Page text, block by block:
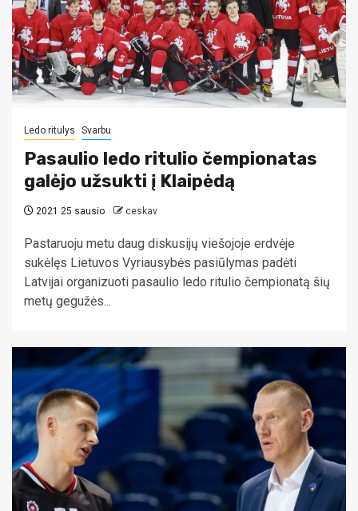
Ledo ritulys Svarbu
Pasaulio ledo ritulio čempionatas
galėjo užsukti į Klaipėdą
2021 25 sausio ceskav
Pastaruoju metu daug diskusijų viešojoje erdvėje
sukėlęs Lietuvos Vyriausybės pasiūlymas padėti
Latvijai organizuoti pasaulio ledo ritulio čempionatą šių
metų gegužės...